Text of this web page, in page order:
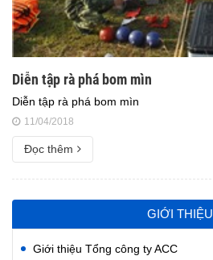
Diễn tập rà phá bom mìn
Diễn tập rà phá bom mìn
11/04/2018
Đọc thêm
GIỚI THIỆU
Giới thiệu Tổng công ty ACC